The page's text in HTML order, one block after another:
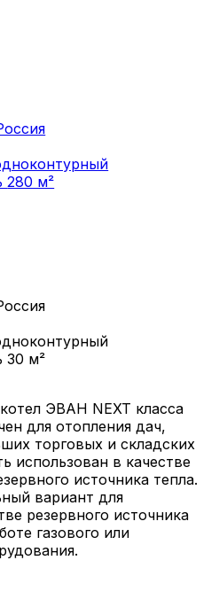
280 м²
30 м²
ЭВАН NEXT класса
для отопления дач,
торговых и складских
использован в качестве
источника тепла.
вариант для
резервного источника
газового или